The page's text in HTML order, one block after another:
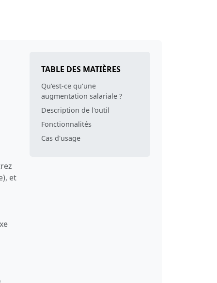
et
TABLE DES MATIÈRES
Qu'est-ce qu'une
augmentation salariale ?
Description de l'outil
Fonctionnalités
Cas d'usage